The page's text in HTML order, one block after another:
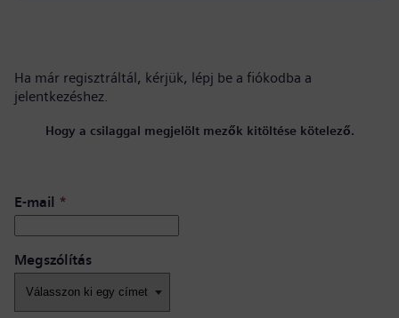
Ha már regisztráltál, kérjük, lépj be a fiókodba a
jelentkezéshez.
Hogy a csilaggal megjelölt mezők kitöltése kötelező.
E-mail *
Megszólítás